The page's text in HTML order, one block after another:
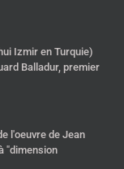
Izmir en Turquie)
Balladur, premier
l'oeuvre de Jean
"dimension